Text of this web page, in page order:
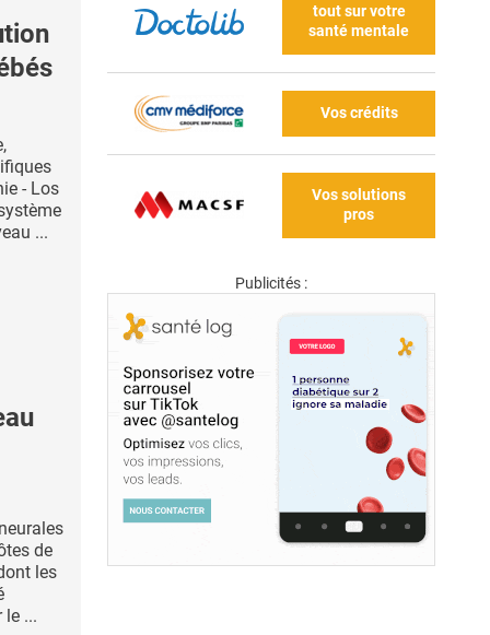
- Los
...
de
les
le ...
tout sur votre
santé mentale
Vos crédits
Vos solutions
pros
Publicités :